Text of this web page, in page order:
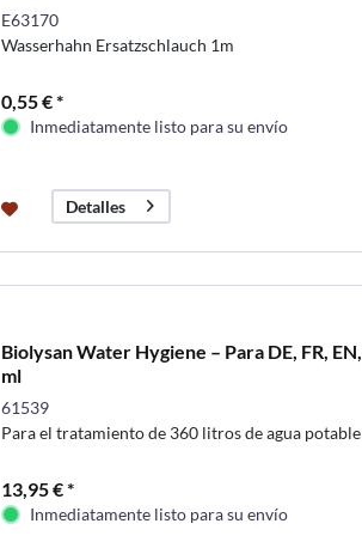
E63170
Wasserhahn Ersatzschlauch 1m
0,55 € *
Inmediatamente listo para su envío
Detalles
Biolysan Water Hygiene – Para DE, FR,
ml
61539
Para el tratamiento de 360 litros de agua potable
13,95 € *
Inmediatamente listo para su envío